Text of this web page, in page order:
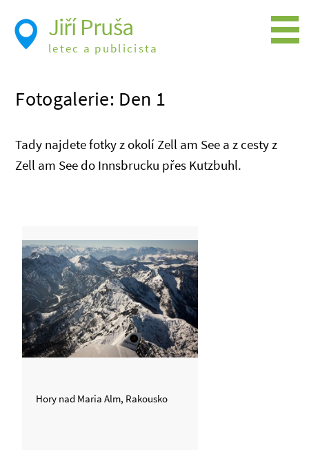
Fotogalerie: Den 1
Tady najdete fotky z okolí Zell am See a z cesty z
Zell am See do Innsbrucku přes Kutzbuhl.
Hory nad Maria Alm, Rakousko
Jiří Pruša
letec a publicista
Foto
Videa
Expedice
Trasy cest
Létání a historie